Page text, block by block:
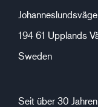
194 61 Upplands
Sweden
Seit über 30